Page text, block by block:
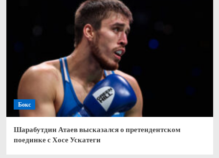
Бокс
Шарабутдин Атаев высказался о претендентском
поединке с Хосе Ускатеги